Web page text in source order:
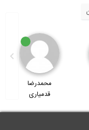
محمدرضا
قدمیاری